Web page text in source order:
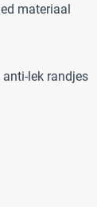
materiaal
lek randjes